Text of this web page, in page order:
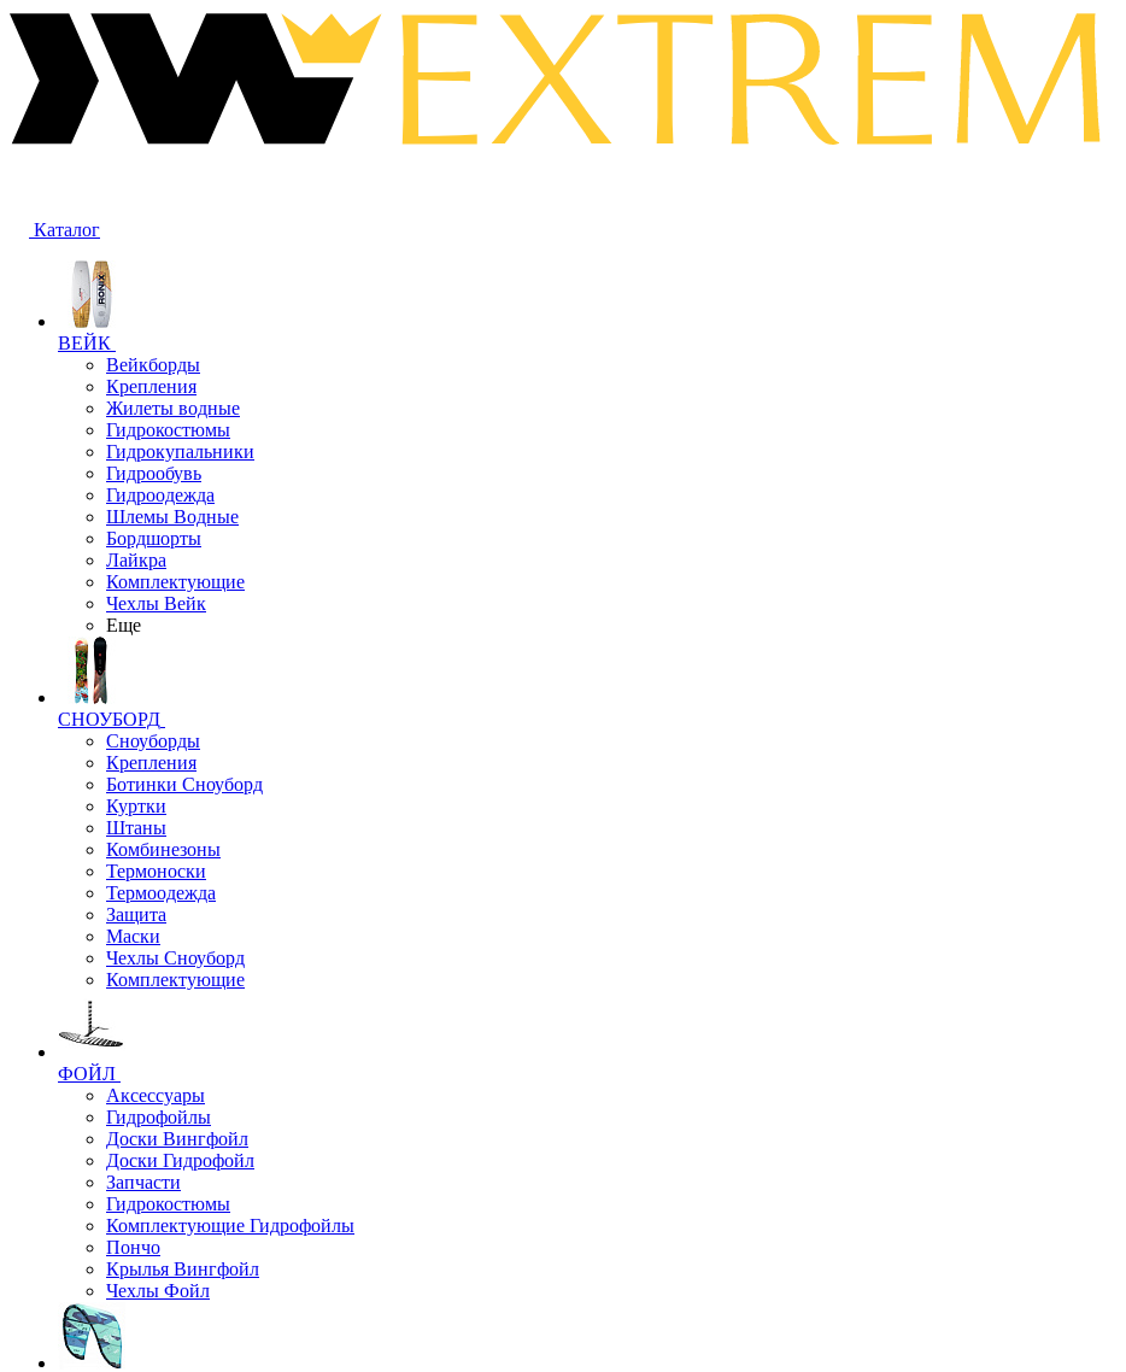
Каталог
ВЕЙК
Вейкборды
Крепления
Жилеты водные
Гидрокостюмы
Гидрокупальники
Гидрообувь
Гидроодежда
Шлемы Водные
Бордшорты
Лайкра
Комплектующие
Чехлы Вейк
Еще
СНОУБОРД
Сноуборды
Крепления
Ботинки Сноуборд
Куртки
Штаны
Комбинезоны
Термоноски
Термоодежда
Защита
Маски
Чехлы Сноуборд
Комплектующие
ФОЙЛ
Аксессуары
Гидрофойлы
Доски Вингфойл
Доски Гидрофойл
Запчасти
Гидрокостюмы
Комплектующие Гидрофойлы
Пончо
Крылья Вингфойл
Чехлы Фойл